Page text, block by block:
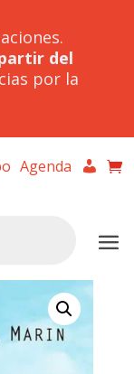
del
por la
Agenda